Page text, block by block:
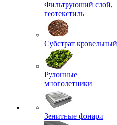
Фильтрующий слой,
геотекстиль
Субстрат кровельный
Рулонные
многолетники
Зенитные фонари